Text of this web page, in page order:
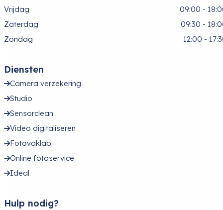
Vrijdag
09:00 -
Zaterdag
09:30 -
Zondag
12:00 -
Diensten
Camera verzekering
Studio
Sensorclean
Video digitaliseren
Fotovaklab
Online fotoservice
Ideal
Hulp nodig?